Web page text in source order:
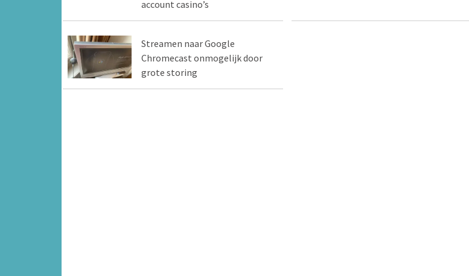
account casino’s
Streamen naar Google
Chromecast onmogelijk door
grote storing